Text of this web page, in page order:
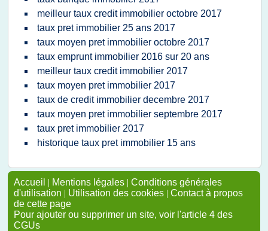
meilleur taux credit immobilier octobre 2017
taux pret immobilier 25 ans 2017
taux moyen pret immobilier octobre 2017
taux emprunt immobilier 2016 sur 20 ans
meilleur taux credit immobilier 2017
taux moyen pret immobilier 2017
taux de credit immobilier decembre 2017
taux moyen pret immobilier septembre 2017
taux pret immobilier 2017
historique taux pret immobilier 15 ans
Accueil | Mentions légales | Conditions générales
d'utilisation | Utilisation des cookies | Contact à propos
de cette page
Pour ajouter ou supprimer un site, voir l'article 4 des
CGUs